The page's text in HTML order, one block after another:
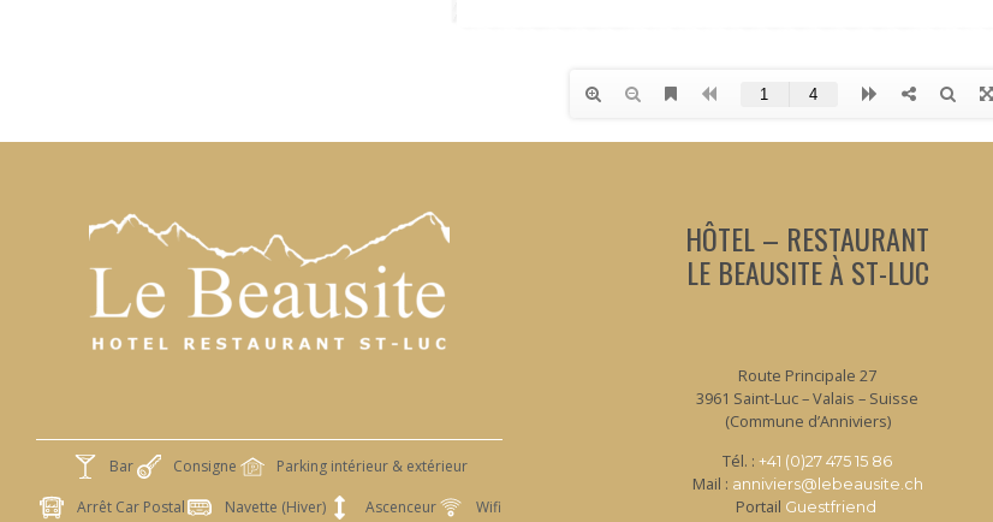
Bar Consigne
Parking intérieur & extérieur
Arrêt Car Postal
Navette (Hiver) Ascenceur Wifi
HÔTEL – RESTAURANT
LE BEAUSITE À ST-LUC
Route Principale 27
3961 Saint-Luc – Valais – Suisse
(Commune d’Anniviers)
Tél. :+41 (0)27 475 15 86
Mail : anniviers@lebeausite.ch
Portail Guestfriend